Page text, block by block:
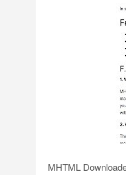
MHTML